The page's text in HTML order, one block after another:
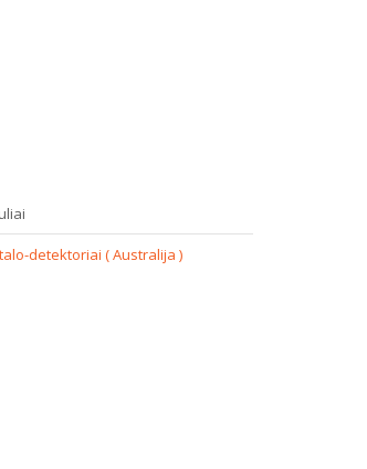
detektoriai ( Australija )